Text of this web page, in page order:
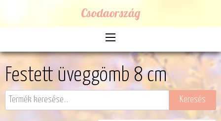
Csodaország
Festett üveggömb 8 cm